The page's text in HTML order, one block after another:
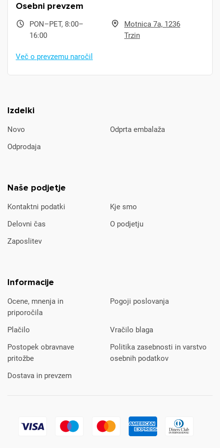
Izdelki
Novo
Odprta embalaža
Odprodaja
Naše podjetje
Kontaktni podatki
Kje smo
Delovni čas
O podjetju
Zaposlitev
Informacije
Ocene, mnenja in
priporočila
Pogoji poslovanja
Plačilo
Vračilo blaga
Postopek obravnave
pritožbe
Politika zasebnosti in varstvo
osebnih podatkov
Dostava in prevzem
Osebni prevzem
PON–PET, 8:00–
16:00
Motnica 7a, 1236
Trzin
Več o prevzemu naročil